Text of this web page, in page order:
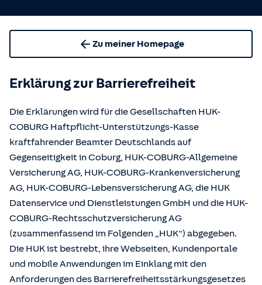
Zu meiner Homepage
Erklärung zur Barrierefreiheit
Die Erklärungen wird für die Gesellschaften HUK-
COBURG Haftpflicht-Unterstützungs-Kasse
kraftfahrender Beamter Deutschlands auf
Gegenseitigkeit in Coburg, HUK-COBURG-Allgemeine
Versicherung AG, HUK-COBURG-Krankenversicherung
AG, HUK-COBURG-Lebensversicherung AG, die HUK
Datenservice und Dienstleistungen GmbH und die HUK-
COBURG-Rechtsschutzversicherung AG
(zusammenfassend im Folgenden „HUK“) abgegeben.
Die HUK ist bestrebt, ihre Webseiten, Kundenportale
und mobile Anwendungen im Einklang mit den
Anforderungen des Barrierefreiheitsstärkungsgesetzes